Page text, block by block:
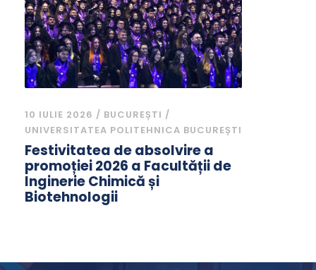
10 IULIE 2026 / BUCUREȘTI /
UNIVERSITATEA POLITEHNICA BUCUREȘTI
Festivitatea de absolvire a
promoției 2026 a Facultății de
Inginerie Chimică și
Biotehnologii